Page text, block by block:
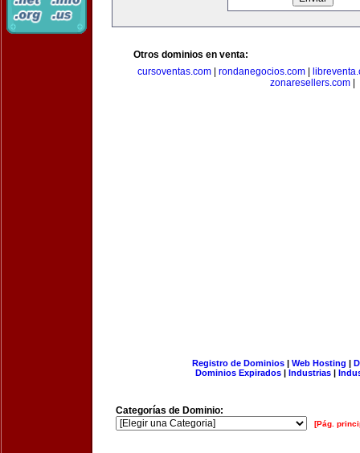
Otros dominios en venta:
cursoventas.com
rondanegocios.com
zonaresellers.com
Registro de Dominios| Web Hosting |
Dominios Expirados | Industrias |
Categorías de Dominio:
[Pág.